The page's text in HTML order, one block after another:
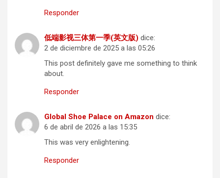
Responder
低端影视三体第一季(英文版) dice:
2 de diciembre de 2025 a las 05:26
This post definitely gave me something to think
about.
Responder
Global Shoe Palace on Amazon dice:
6 de abril de 2026 a las 15:35
This was very enlightening.
Responder